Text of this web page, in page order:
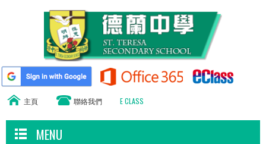
主頁 聯絡我們 E CLASS
MENU